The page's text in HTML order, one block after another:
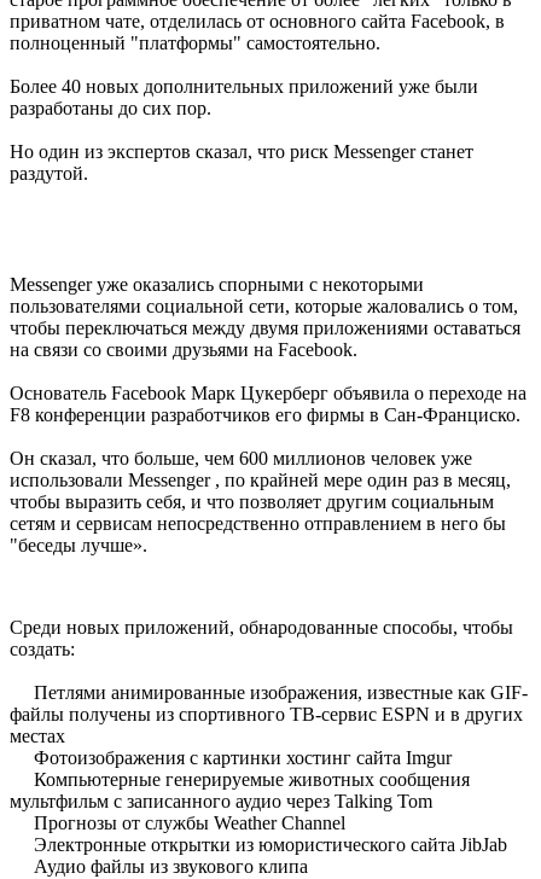
приватном чате, отделилась от основного сайта Facebook, в
полноценный "платформы" самостоятельно.
Более 40 новых дополнительных приложений уже были
разработаны до сих пор.
Но один из экспертов сказал, что риск Messengerстанет
раздутой.
Messengerуже оказались спорными с некоторыми
пользователями социальной сети, которые жаловались о том,
чтобы переключаться между двумя приложениями оставаться
на связи со своими друзьями на Facebook.
Основатель Facebook Марк Цукерберг объявила о переходе на
F8 конференции разработчиков его фирмы в Сан-Франциско.
Он сказал, что больше, чем 600 миллионов человек уже
использовали Messenger , по крайней мере один раз в месяц,
чтобы выразить себя, и что позволяет другим социальным
сетям и сервисам непосредственно отправлением в него бы
"беседы лучше».
Среди новых приложений, обнародованные способы, чтобы
создать:
Петлями анимированные изображения, известные как GIF-
файлы получены из спортивного ТВ-сервис ESPN и в других
местах
Фотоизображения с картинки хостинг сайта Imgur
Компьютерные генерируемые животных сообщения
мультфильм с записанного аудио через Talking Tom
Прогнозы от службы Weather Channel
Электронные открытки из юмористического сайта JibJab
Аудио файлы из звукового клипа